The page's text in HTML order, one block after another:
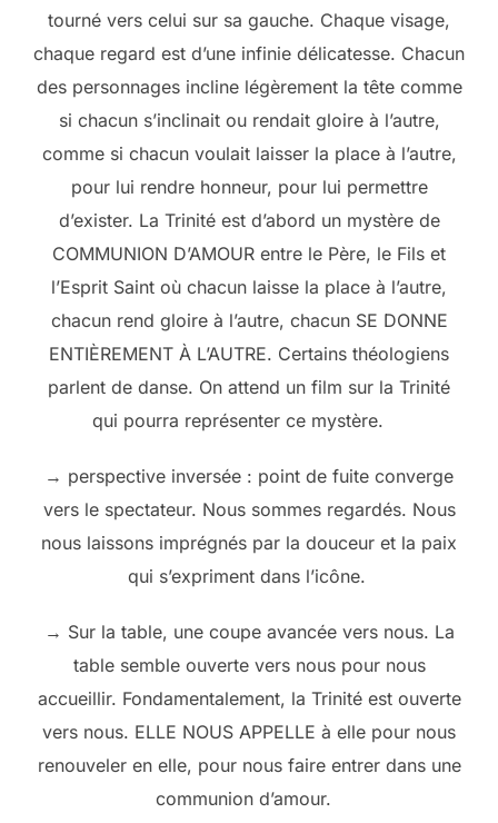
tourné vers celui sur sa gauche. Chaque visage,
chaque regard est d’une infinie délicatesse. Chacun
des personnages incline légèrement la tête comme
si chacun s’inclinait ou rendait gloire à l’autre,
comme si chacun voulait laisser la place à l’autre,
pour lui rendre honneur, pour lui permettre
d’exister. La Trinité est d’abord un mystère de
COMMUNION D’AMOUR entre le Père, le Fils et
l’Esprit Saint où chacun laisse la place à l’autre,
chacun rend gloire à l’autre, chacun SE DONNE
ENTIÈREMENT À L’AUTRE. Certains théologiens
parlent de danse. On attend un film sur la Trinité
qui pourra représenter ce mystère.
→ perspective inversée : point de fuite converge
vers le spectateur. Nous sommes regardés. Nous
nous laissons imprégnés par la douceur et la paix
qui s’expriment dans l’icône.
→ Sur la table, une coupe avancée vers nous. La
table semble ouverte vers nous pour nous
accueillir. Fondamentalement, la Trinité est ouverte
vers nous. ELLE NOUS APPELLE à elle pour nous
renouveler en elle, pour nous faire entrer dans une
communion d’amour.